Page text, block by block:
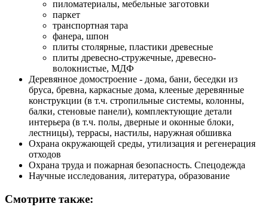
пиломатериалы, мебельные заготовки
паркет
транспортная тара
фанера, шпон
плиты столярные, пластики древесные
плиты древесно-стружечные, древесно-
волокнистые, МДФ
Деревянное домостроение - дома, бани, беседки из
бруса, бревна, каркасные дома, клееные деревянные
конструкции (в т.ч. стропильные системы, колонны,
балки, стеновые панели), комплектующие детали
интерьера (в т.ч. полы, дверные и оконные блоки,
лестницы), террасы, настилы, наружная обшивка
Охрана окружающей среды, утилизация и регенерация
отходов
Охрана труда и пожарная безопасность. Спецодежда
Научные исследования, литература, образование
Смотрите также: